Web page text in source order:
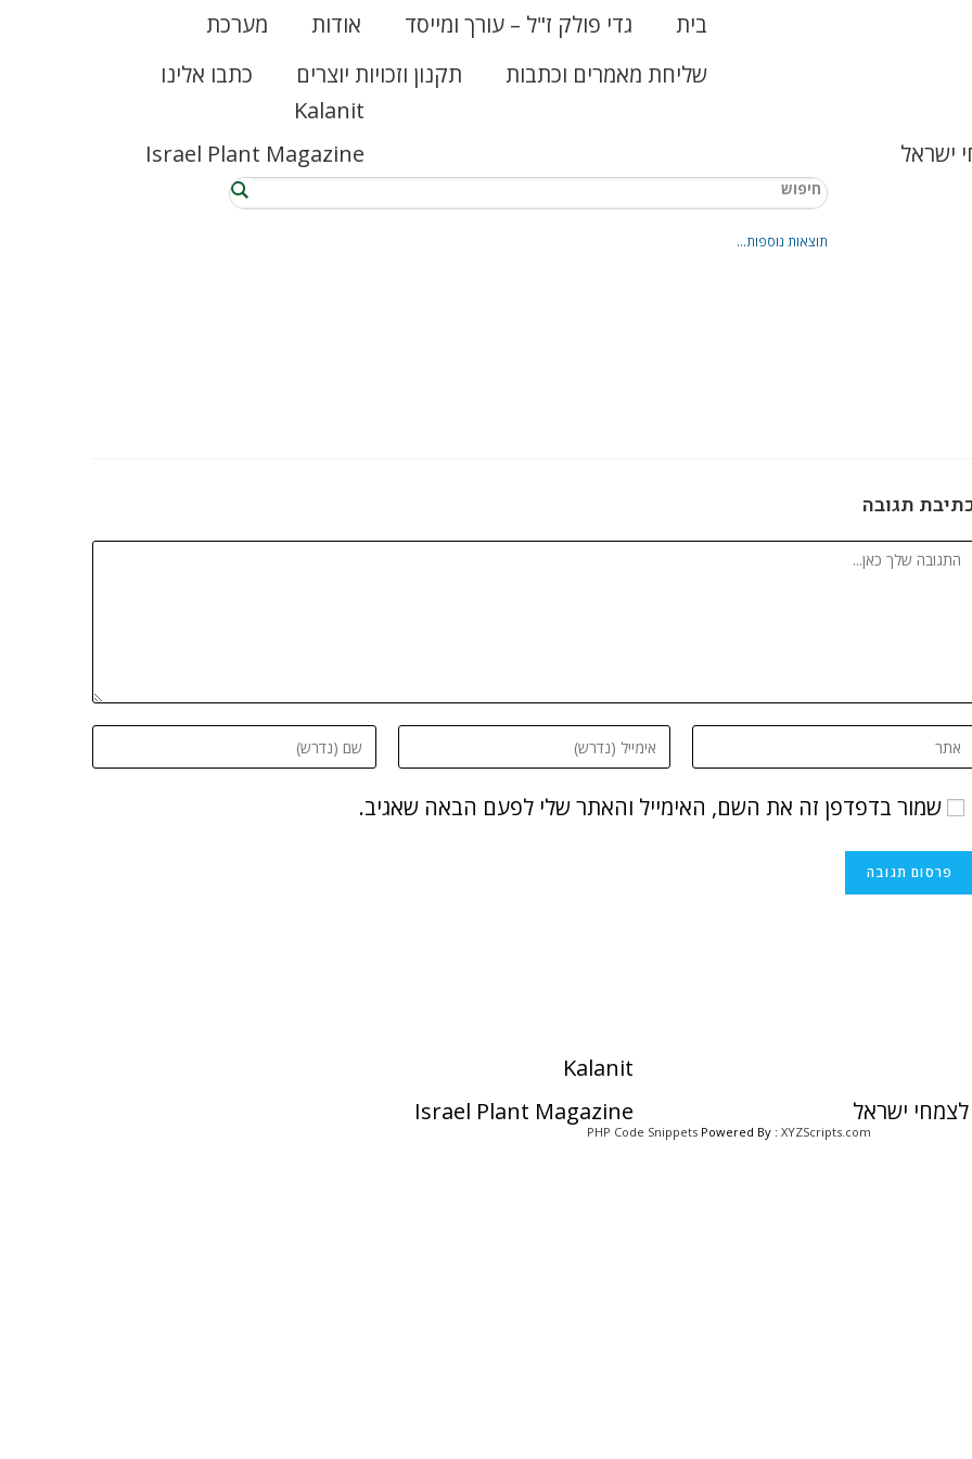
בית גדי פולק ז"ל – עורך ומייסד אודות
מערכת
שליחת מאמרים וכתבות
תקנון וזכויות יוצרים כתבו אלינו
ישראל
Kalanit
Israel Plant Magazine
תוצאות נוספות...
תגובה
שמור בדפדפן זה את השם, האימייל והאתר שלי לפעם הבאה שאגיב.
ישראל
Kalanit
Israel Plant Magazine
PHP Code Snippets Powered By : XYZScripts.com